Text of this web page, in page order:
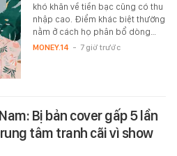
khó khăn về tiền bạc cũng có thu
nhập cao. Điểm khác biệt thường
nằm ở cách họ phân bổ dòng…
MONEY.14 - 7 giờ trước
Bị bản cover gấp 5 lần
tâm tranh cãi vì show